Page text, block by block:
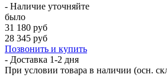
- Наличие уточняйте
было
31 180 руб
28 345 руб
Позвонить и купить
- Доставка 1-2 дня
При условии товара в наличии (осн.